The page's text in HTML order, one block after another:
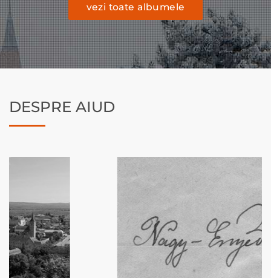
vezi toate albumele
DESPRE AIUD